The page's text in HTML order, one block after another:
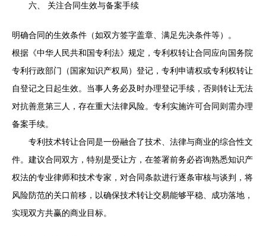
六、 关注合同生效与备案手续
明确合同的生效条件（如双方签字盖章、满足先决条件等）。
根据《中华人民共和国专利法》规定，专利权转让合同应向国务院
专利行政部门（国家知识产权局）登记，专利申请权或专利权转让
自登记之日起生效。当事人务必及时办理登记手续，否则转让无法
对抗善意第三人，存在重大法律风险。专利实施许可合同则需办理
备案手续。
专利技术转让合同是一份融合了技术、法律与商业的综合性文
件。建议合同双方，特别是受让方，在签署前务必咨询熟悉知识产
权法的专业律师和技术专家，对合同条款进行逐条审核与谈判，将
风险防范的关口前移，以确保技术转让交易能够平稳、成功落地，
实现双方共赢的商业目标。